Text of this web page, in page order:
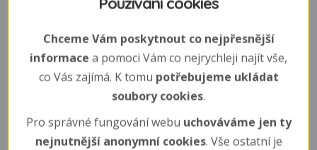
Tření probíhá od května do července. Občas kvůli němu
společně s dalšími kaprovitými druhy.
Samice klade 10 - 80 tisíc poměrně velkých (2 mm) jiker.
Vytírá se na vodní a potopené přípobřežní
rostliny, někdy najednou, jindy až ve třech dávkách.
Pohlavní dospělost nastává okolo 4 let. Často se kříží s
ostatními kaprovitými rybami (plotice, perlín, cejn).
Chceme Vám poskytnout co nejpřesnější
informace a pomoci Vám co nejrychleji najít vše,
co Vás zajímá. K tomu potřebujeme ukládat
soubory cookies.
Pro správné fungování webu uchováváme jen ty
nejnutnější anonymní cookies. Vše ostatní je